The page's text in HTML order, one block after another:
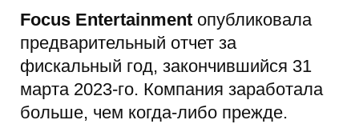
Focus Entertainment опубликовала
предварительный отчет за
фискальный год, закончившийся 31
марта 2023-го. Компания заработала
больше, чем когда-либо прежде.